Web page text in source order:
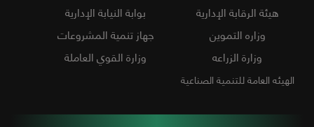
هيئة الرقابة الإدارية
بوابة النيابة الإدارية
وزاره التموين
جهاز تنمية المشروعات
وزارة الزراعه
وزارة القوي العاملة
الهيئه العامة للتنمية الصناعية